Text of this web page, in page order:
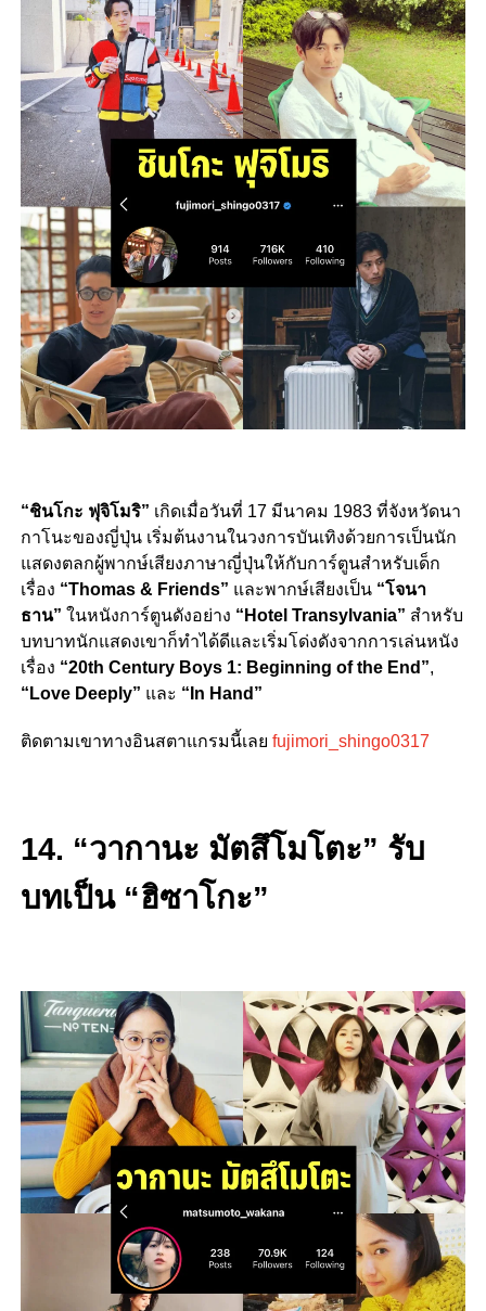
“ชินโกะ ฟุจิโมริ” เกิดเมื่อวันที่ 17 มีนาคม 1983 ที่จังหวัดนา
กาโนะของญี่ปุ่น เริ่มต้นงานในวงการบันเทิงด้วยการเป็นนัก
แสดงตลกผู้พากษ์เสียงภาษาญี่ปุ่นให้กับการ์ตูนสำหรับเด็ก
เรื่อง “Thomas & Friends” และพากษ์เสียงเป็น “โจนา
ธาน” ในหนังการ์ตูนดังอย่าง “Hotel Transylvania” สำหรับ
บทบาทนักแสดงเขาก็ทำได้ดีและเริ่มโด่งดังจากการเล่นหนัง
เรื่อง “20th Century Boys 1: Beginning of the End”,
“ Love Deeply” และ “ In Hand”
ติดตามเขาทางอินสตาแกรมนี้เลย fujimori_shingo0317
14. “วากานะ มัตสึโมโตะ” รับ
บทเป็น “ฮิซาโกะ”